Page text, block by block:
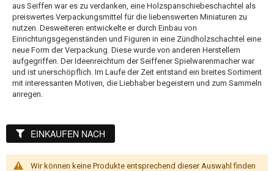
aus Seiffen war es zu verdanken, eine Holzspanschiebeschachtel als
preiswertes Verpackungsmittel für die liebenswerten Miniaturen zu
nutzen. Desweiteren entwickelte er durch Einbau von
Einrichtungsgegenständen und Figuren in eine Zündholzschachtel eine
neue Form der Verpackung. Diese wurde von anderen Herstellern
aufgegriffen. Der Ideenreichtum der Seiffener Spielwarenmacher war
und ist unerschöpflich. Im Laufe der Zeit entstand ein breites Sortiment
mit interessanten Motiven, die Liebhaber begeistern und zum Sammeln
anregen.
Wir können keine Produkte entsprechend dieser Auswahl finden
EINKAUFEN NACH